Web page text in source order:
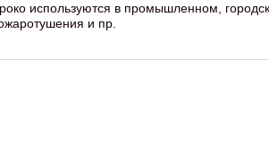
используются в промышленном,
и пр.